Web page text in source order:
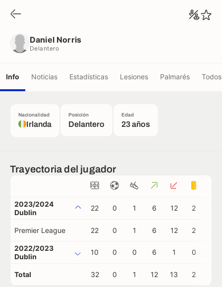
Daniel Norris
Delantero
Info Noticias Estadísticas Lesiones Palmarés
Nacionalidad
Irlanda
Posición
Delantero
Edad
23 años
Trayectoria del jugador
2023/2024
Dublin
22 0 1 6 12 2
Premier League 22 0 1 6 12 2
2022/2023
Dublin
10 0 0 6 1 0
Total 32 0 1 12 13 2